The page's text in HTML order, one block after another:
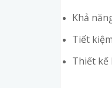
Khả
Tiết
Thiết kế